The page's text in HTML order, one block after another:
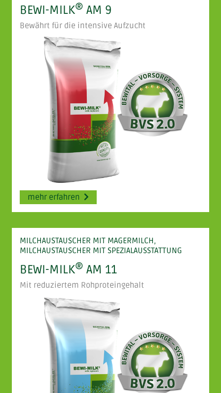
BEWI-MILK® AM 9
Bewährt für die intensive Aufzucht
mehr erfahren
MILCHAUSTAUSCHER MIT MAGERMILCH,
MILCHAUSTAUSCHER MIT SPEZIALAUSSTATTUNG
BEWI-MILK® AM 11
Mit reduziertem Rohproteingehalt